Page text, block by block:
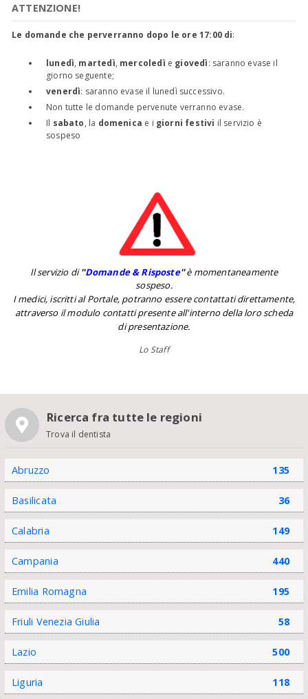
ATTENZIONE!
Le domande che perverranno dopo le ore 17:00 di:
lunedì, martedì, mercoledì e giovedì: saranno evase il
giorno seguente;
venerdì: saranno evase il lunedì successivo.
Non tutte le domande pervenute verranno evase.
Il sabato, la domenica e i giorni festivi il servizio è
sospeso
Il servizio di''Domande & Risposte''è momentaneamente
sospeso.
I medici, iscritti al Portale, potranno essere contattati direttamente,
attraverso il modulo contatti presente all'interno della loro scheda
di presentazione.
Lo Staff
Ricerca fra tutte le regioni
Trova il dentista
Abruzzo 135
Basilicata 36
Calabria 149
Campania 440
Emilia Romagna 195
Friuli Venezia Giulia 58
Lazio 500
Liguria 118